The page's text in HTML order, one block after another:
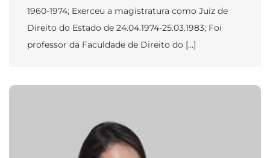
1960-1974; Exerceu a magistratura como Juiz de
Direito do Estado de 24.04.1974-25.03.1983; Foi
professor da Faculdade de Direito do […]